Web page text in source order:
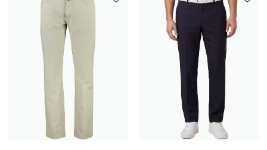
Toevoegen aan favorieten